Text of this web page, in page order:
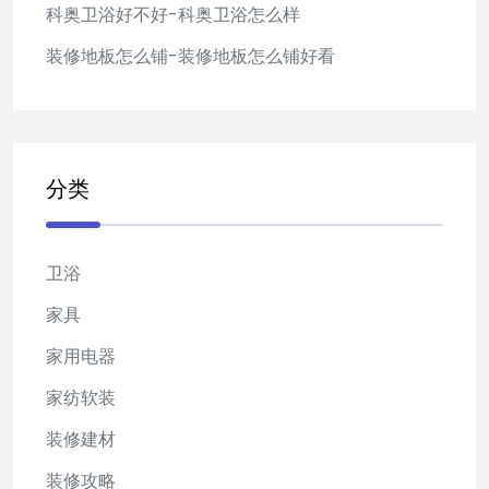
科奥卫浴好不好-科奥卫浴怎么样
装修地板怎么铺-装修地板怎么铺好看
分类
卫浴
家具
家用电器
家纺软装
装修建材
装修攻略